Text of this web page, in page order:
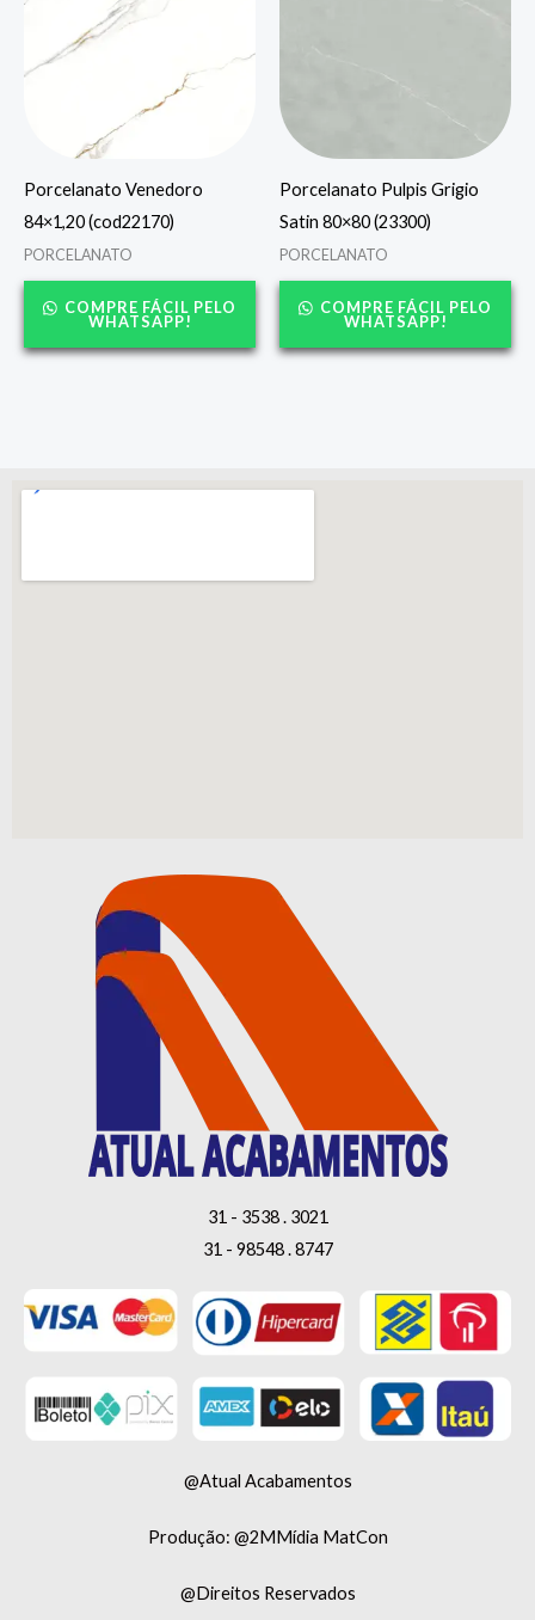
Porcelanato Venedoro
84×1,20 (cod22170)
PORCELANATO
COMPRE FÁCIL PELO
WHATSAPP!
Porcelanato Pulpis Grigio
Satin 80×80 (23300)
PORCELANATO
COMPRE FÁCIL PELO
WHATSAPP!
31 - 3538 . 3021
31 - 98548 . 8747
@Atual Acabamentos
Produção: @2MMídia MatCon
@Direitos Reservados